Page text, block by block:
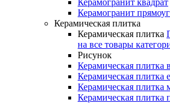
Керамогранит квадрат
Керамогранит
Керамическая плитка
Керамическая плитка
на все товары
Рисунок
Керамическая плитка
Керамическая плитка
Керамическая плитка
Керамическая плитка